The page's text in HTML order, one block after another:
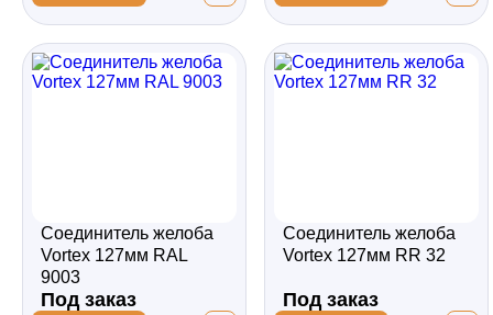
Соединитель желоба
Vortex 127мм RAL
9003
Под заказ
Соединитель желоба
Vortex 127мм RR 32
Под заказ